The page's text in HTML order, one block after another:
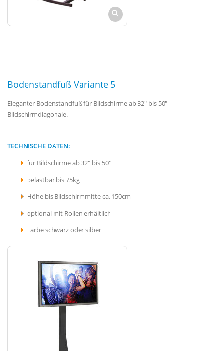
Bodenstandfuß Variante 5
Eleganter Bodenstandfuß für Bildschirme ab 32" bis 50"
Bildschirmdiagonale.
TECHNISCHE DATEN:
für Bildschirme ab 32" bis 50"
belastbar bis 75kg
Höhe bis Bildschirmmitte ca. 150cm
optional mit Rollen erhältlich
Farbe schwarz oder silber